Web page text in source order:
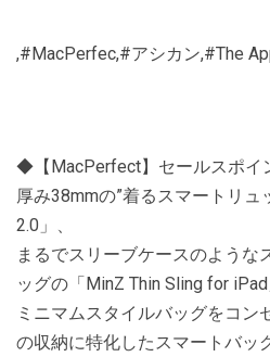
,#MacPerfec,#アシカン,#The
◆【MacPerfect】セールスポ
厚み38mmの”着るスマートリュ
2.0」、
まるでスリーブケースのような
ッグの「MinZ Thin Sling for iPad
ミニマムスタイルバッグをコン
の収納に特化したスマートバッ